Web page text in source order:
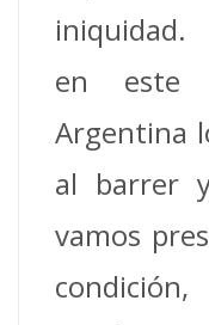
iniquidad.
en este
Argentina
al barrer
vamos